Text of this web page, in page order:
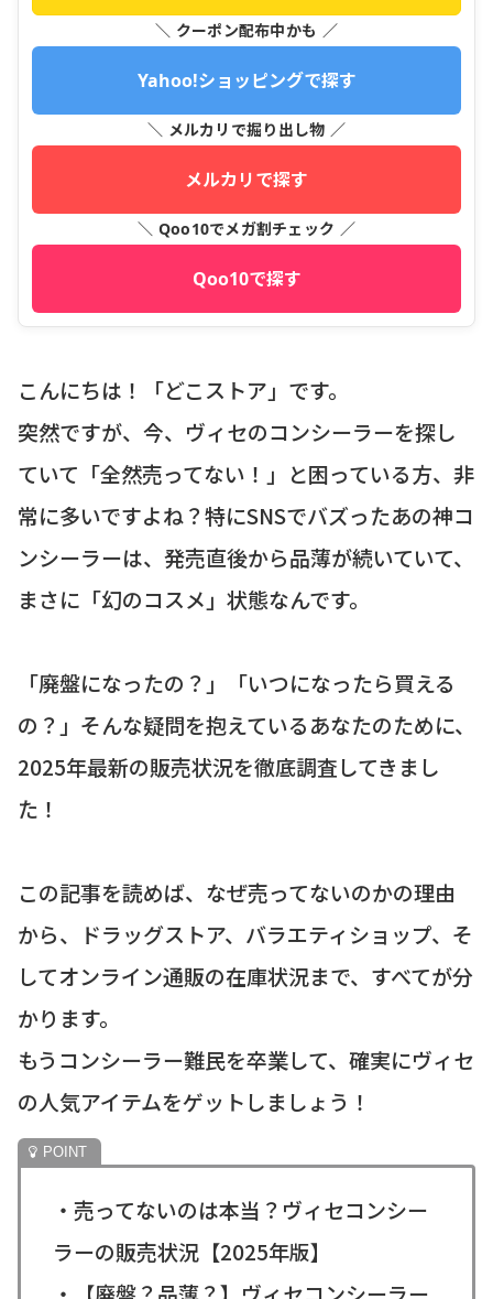
＼ クーポン配布中かも ／
Yahoo!ショッピングで探す
＼ メルカリで掘り出し物 ／
メルカリで探す
＼ Qoo10でメガ割チェック ／
Qoo10で探す
こんにちは！「どこストア」です。
突然ですが、今、ヴィセのコンシーラーを探し
ていて「全然売ってない！」と困っている方、非
常に多いですよね？特にSNSでバズったあの神コ
ンシーラーは、発売直後から品薄が続いていて、
まさに「幻のコスメ」状態なんです。
「廃盤になったの？」「いつになったら買える
の？」そんな疑問を抱えているあなたのために、
2025年最新の販売状況を徹底調査してきまし
た！
この記事を読めば、なぜ売ってないのかの理由
から、ドラッグストア、バラエティショップ、そ
してオンライン通販の在庫状況まで、すべてが分
かります。
もうコンシーラー難民を卒業して、確実にヴィセ
の人気アイテムをゲットしましょう！
・売ってないのは本当？ヴィセコンシー
ラーの販売状況【2025年版】